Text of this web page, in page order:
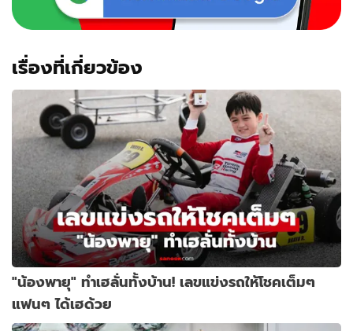
ที่
ปารีส
เรื่องที่เกี่ยวข้อง
"น้องพายุ" ทำเฮลั่นทั้งบ้าน! เลขแข่งรถให้โชคเต็มๆ
แฟนๆ ได้เฮด้วย